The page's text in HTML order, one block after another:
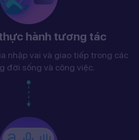
hành tương tác
nhập vai và giao tiếp trong các
đời sống và công việc.